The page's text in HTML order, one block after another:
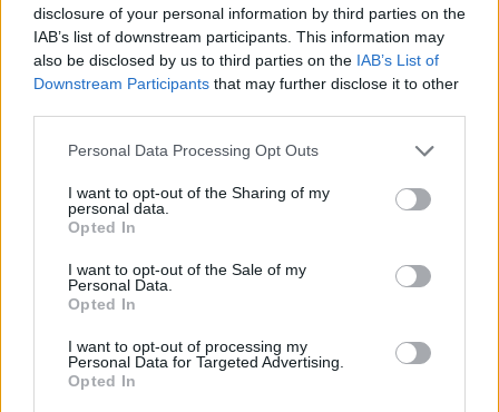
disclosure of your personal information by third parties on the
IAB’s list of downstream participants. This information may
also be disclosed by us to third parties on the IAB’s List of
Downstream Participants that may further disclose it to other
Personal Data Processing Opt Outs
I want to opt-out of the Sharing of my
personal data.
Opted In
I want to opt-out of the Sale of my
Personal Data.
Opted In
I want to opt-out of processing my
Personal Data for Targeted Advertising.
Opted In
Out Of The Box
56 lat temu
Popularne
4.4k 178
Odgadniesz, kto ukradł klejnoty na
statku?
Zagadka na logikę i przytomność umysłu. Nie daj
się zmylić!
56 lat temu
Popularne